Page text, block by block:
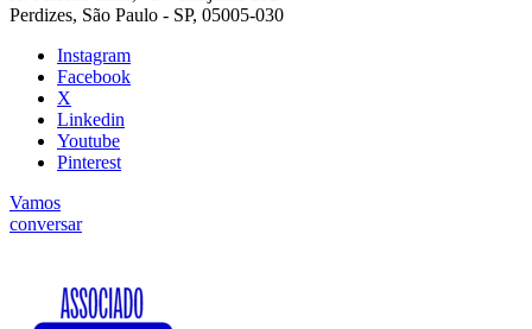
Perdizes, São Paulo - SP, 05005-030
Instagram
Facebook
X
Linkedin
Youtube
Pinterest
Vamos
conversar